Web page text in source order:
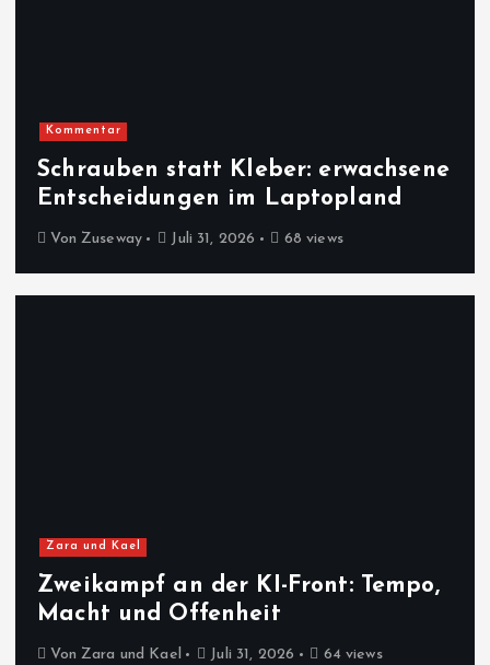
Kommentar
Schrauben statt Kleber: erwachsene
Entscheidungen im Laptopland
Von Zuseway Juli 31, 2026 68 views
Zara und Kael
Zweikampf an der KI-Front: Tempo,
Macht und Offenheit
Von Zara und Kael Juli 31, 2026 64 views